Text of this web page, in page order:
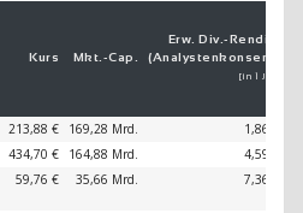
Kurs Mkt.-Cap.
Erw. Div.- Ren­di­te
(Analystenkonsens)
[in 1 Jahr]
213,88 € 169,28 Mrd.
1,86 %
434,70 € 164,88 Mrd.
4,59 %
59,76 € 35,66 Mrd. 7,36 %